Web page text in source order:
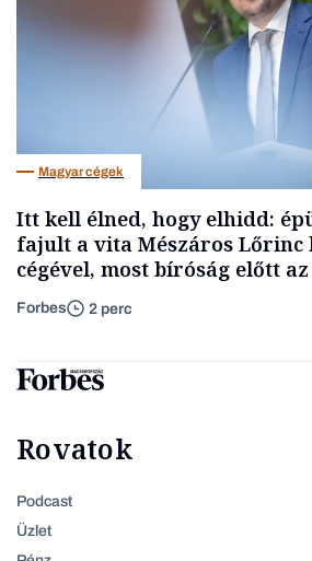
Magyar cégek
Itt kell élned, hogy elhidd:
fajult a vita Mészáros Lőrinc
cégével, most bíróság előtt
Forbes 2 perc
Rovatok
Podcast
Üzlet